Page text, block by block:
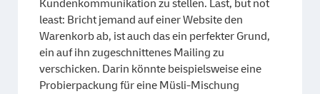
Kundenkommunikation zu stellen. Last, but not
least: Bricht jemand auf einer Website den
Warenkorb ab, ist auch das ein perfekter Grund,
ein auf ihn zugeschnittenes Mailing zu
verschicken. Darin könnte beispielsweise eine
Probierpackung für eine Müsli-Mischung